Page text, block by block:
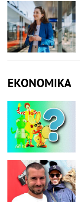
EKONOMIKA